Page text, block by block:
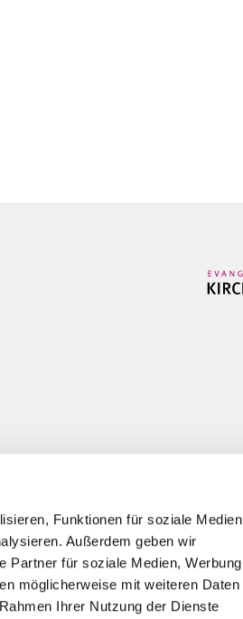
Funktionen für soziale Medien
Außerdem geben wir
Partner für soziale Medien, Werbung
möglicherweise mit weiteren Daten
Ihrer Nutzung der Dienste